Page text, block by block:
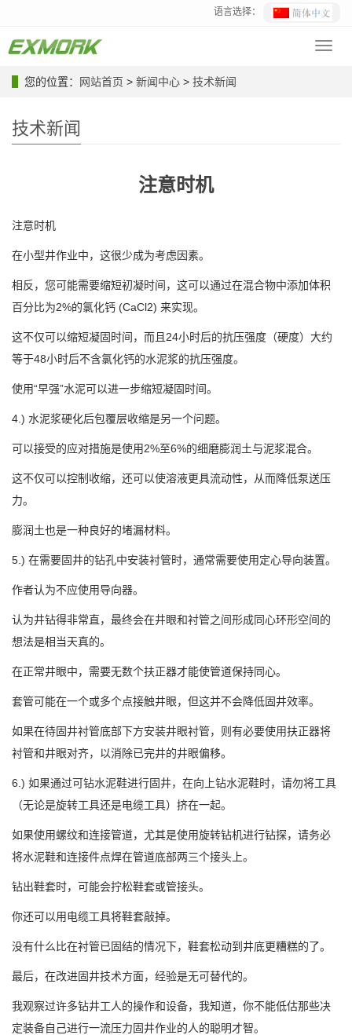
语言选择：
您的位置：
网站首页 > 新闻中心 > 技术新闻
技术新闻
注意时机
注意时机
在小型井作业中，这很少成为考虑因素。
相反，您可能需要缩短初凝时间，这可以通过在混合物中添加体积
百分比为2%的氯化钙 (CaCl2) 来实现。
这不仅可以缩短凝固时间，而且24小时后的抗压强度（硬度）大约
等于48小时后不含氯化钙的水泥浆的抗压强度。
使用“早强”水泥可以进一步缩短凝固时间。
4.) 水泥浆硬化后包覆层收缩是另一个问题。
可以接受的应对措施是使用2%至6%的细磨膨润土与泥浆混合。
这不仅可以控制收缩，还可以使溶液更具流动性，从而降低泵送压
力。
膨润土也是一种良好的堵漏材料。
5.) 在需要固井的钻孔中安装衬管时，通常需要使用定心导向装置。
作者认为不应使用导向器。
认为井钻得非常直，最终会在井眼和衬管之间形成同心环形空间的
想法是相当天真的。
在正常井眼中，需要无数个扶正器才能使管道保持同心。
套管可能在一个或多个点接触井眼，但这并不会降低固井效率。
如果在待固井衬管底部下方安装井眼衬管，则有必要使用扶正器将
衬管和井眼对齐，以消除已完井的井眼偏移。
6.) 如果通过可钻水泥鞋进行固井，在向上钻水泥鞋时，请勿将工具
（无论是旋转工具还是电缆工具）挤在一起。
如果使用螺纹和连接管道，尤其是使用旋转钻机进行钻探，请务必
将水泥鞋和连接件点焊在管道底部两三个接头上。
钻出鞋套时，可能会拧松鞋套或管接头。
你还可以用电缆工具将鞋套敲掉。
没有什么比在衬管已固结的情况下，鞋套松动到井底更糟糕的了。
最后，在改进固井技术方面，经验是无可替代的。
我观察过许多钻井工人的操作和设备，我知道，你不能低估那些决
定装备自己进行一流压力固井作业的人的聪明才智。